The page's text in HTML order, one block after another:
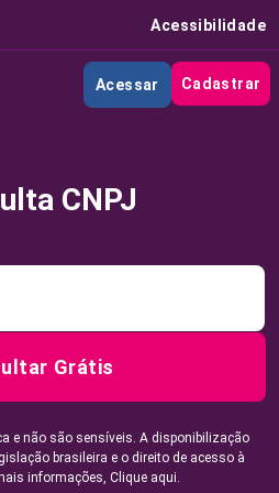
Acessibilidade
Acessar Cadastrar
CNPJ
Grátis
e não são sensíveis. A disponibilização
brasileira e o direito de acesso à
informações, Clique aqui.